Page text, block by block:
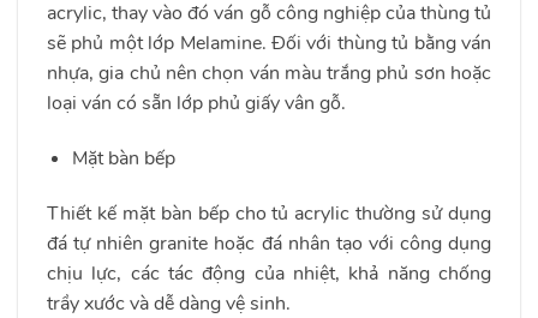
acrylic, thay vào đó ván gỗ công nghiệp của thùng tủ
sẽ phủ một lớp Melamine. Đối với thùng tủ bằng ván
nhựa, gia chủ nên chọn ván màu trắng phủ sơn hoặc
loại ván có sẵn lớp phủ giấy vân gỗ.
Mặt bàn bếp
Thiết kế mặt bàn bếp cho tủ acrylic thường sử dụng
đá tự nhiên granite hoặc đá nhân tạo với công dụng
chịu lực, các tác động của nhiệt, khả năng chống
trầy xước và dễ dàng vệ sinh.